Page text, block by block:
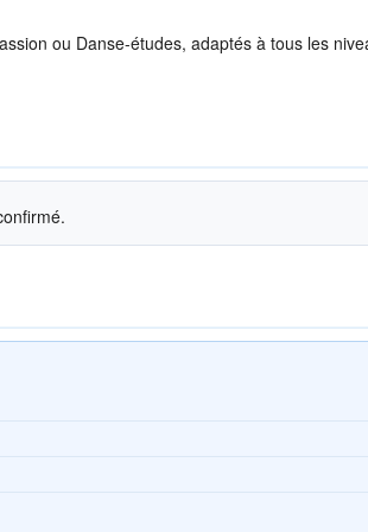
ou Danse-études, adaptés à tous les